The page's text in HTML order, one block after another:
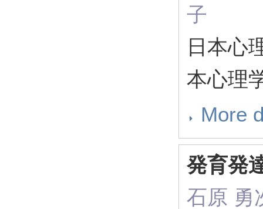
子
日本心
本心理
More
発育発
石原 勇